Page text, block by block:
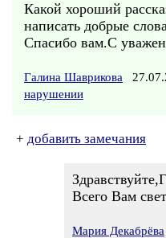
Какой хороший
написать добрые
Спасибо вам.С
Галина Шаврикова
нарушении
+ добавить замечания
Всего Вам
Мария Декабрёва